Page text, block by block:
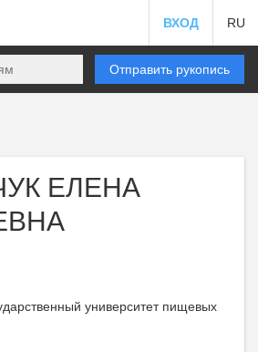
ВХОД RU
Отправить рукопись
ЕЛЕНА
университет пищевых